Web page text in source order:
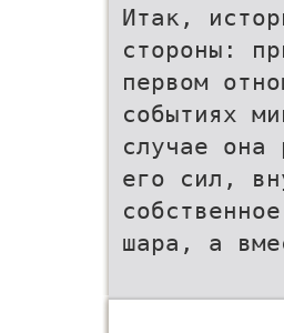
Итак,
стороны:
первом
событиях
случае она
его сил,
шара, а